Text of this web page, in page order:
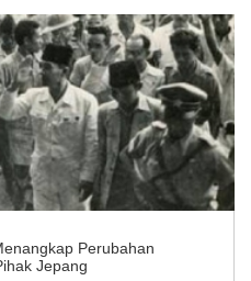
Perubahan
Jepang